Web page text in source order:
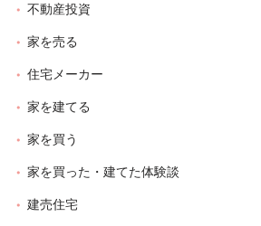
不動産投資
家を売る
住宅メーカー
家を建てる
家を買う
家を買った・建てた体験談
建売住宅